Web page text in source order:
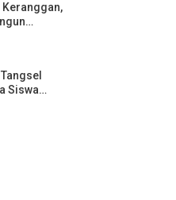
Keranggan,
Siswa…